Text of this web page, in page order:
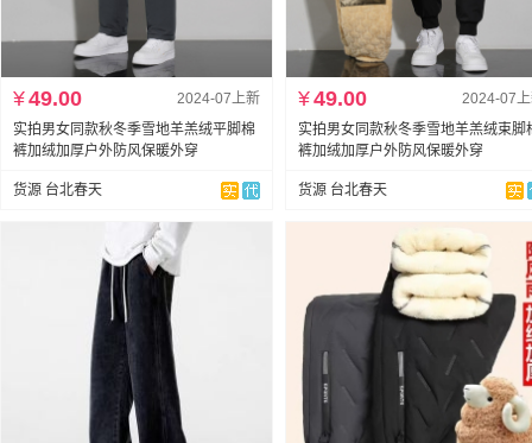
2024-07上新
¥49.00
实拍男女同款秋冬季雪地羊羔绒平脚棉
裤加绒加厚户外防风保暖外穿
货源 台北春天
2024-07
¥49.00
实拍男女同款秋冬季雪地羊羔绒束脚
裤加绒加厚户外防风保暖外穿
货源 台北春天